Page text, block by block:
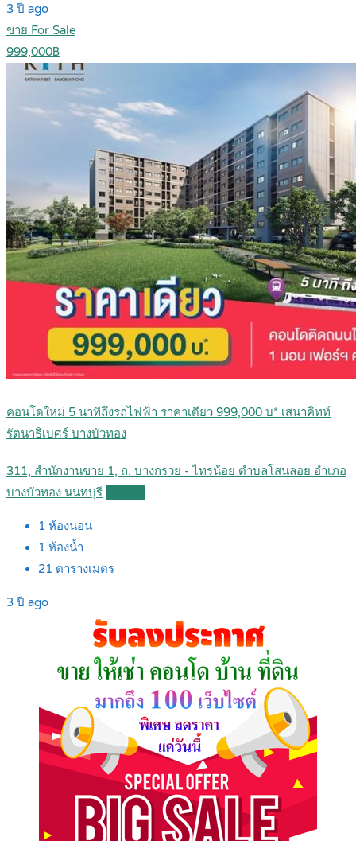
3 ปี ago
ขาย For Sale
999,000฿
คอนโดใหม่ 5 นาทีถึงรถไฟฟ้า ราคาเดียว 999,000 บ* เสนาคิทท์
รัตนาธิเบศร์ บางบัวทอง
311, สำนักงานขาย 1, ถ. บางกรวย - ไทรน้อย ตำบลโสนลอย อำเภอ
บางบัวทอง นนทบุรี
1 ห้องนอน
1 ห้องน้ำ
21 ตารางเมตร
3 ปี ago